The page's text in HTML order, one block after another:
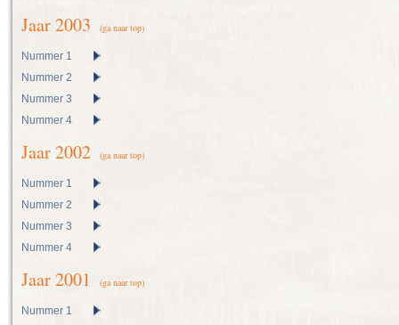
Jaar 2003 (ga naar top)
Nummer 1
Nummer 2
Nummer 3
Nummer 4
Jaar 2002 (ga naar top)
Nummer 1
Nummer 2
Nummer 3
Nummer 4
Jaar 2001 (ga naar top)
Nummer 1